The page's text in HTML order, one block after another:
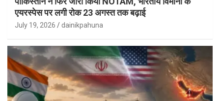
एयरस्पेस पर लगी रोक 23 अगस्त तक बढ़ाई
July 19, 2026 dainikpahuna